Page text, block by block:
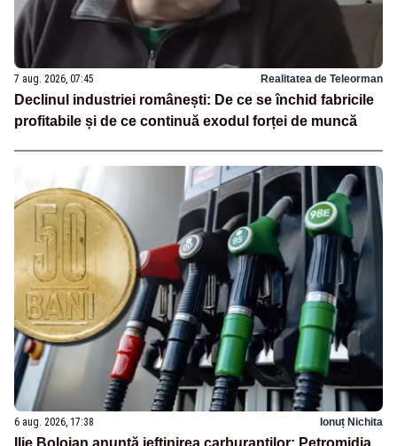
7 aug. 2026, 07:45 Realitatea de Teleorman
Declinul industriei românești: De ce se închid fabricile
profitabile și de ce continuă exodul forței de muncă
6 aug. 2026, 17:38 Ionuț Nichita
Ilie Bolojan anunță ieftinirea carburanților: Petromidia